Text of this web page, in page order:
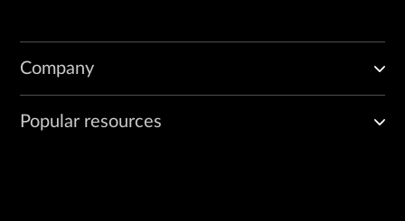
Company
Popular resources